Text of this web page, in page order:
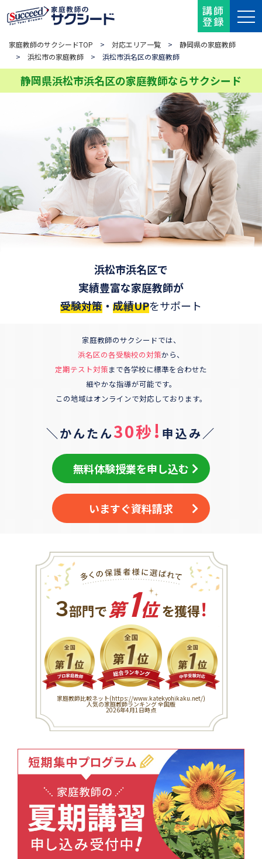
講師
登録
家庭教師のサクシードTOP > 対応エリア一覧 > 静岡県の家庭教師
> 浜松市の家庭教師 > 浜松市浜名区の家庭教師
静岡県浜松市浜名区の家庭教師ならサクシード
浜松市浜名区で
実績豊富な家庭教師が
受験対策 ・ 成績UPをサポート
家庭教師のサクシードでは、
浜名区の各受験校の対策から、
定期テスト対策まで各学校に標準を合わせた
細やかな指導が可能です。
この地域はオンラインで対応しております。
＼かんたん30秒! 申込み／
無料体験授業を申し込む
いますぐ資料請求
３部門で 第1位を獲得！
家庭教師比較ネット(https://www.katekyohikaku.net/)
人気の家庭教師ランキング 全国版
2026年4月1日時点